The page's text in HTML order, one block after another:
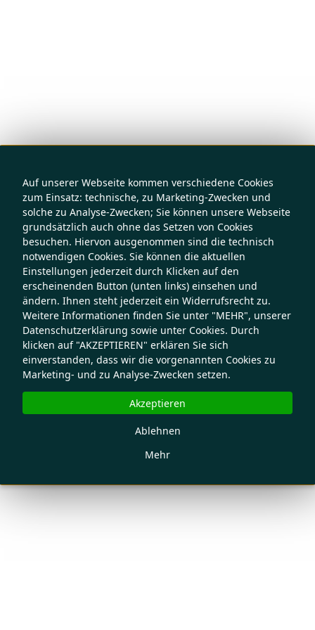
Auf unserer Webseite kommen verschiedene Cookies
zum Einsatz: technische, zu Marketing-Zwecken und
solche zu Analyse-Zwecken; Sie können unsere Webseite
grundsätzlich auch ohne das Setzen von Cookies
besuchen. Hiervon ausgenommen sind die technisch
notwendigen Cookies. Sie können die aktuellen
Einstellungen jederzeit durch Klicken auf den
erscheinenden Button (unten links) einsehen und
ändern. Ihnen steht jederzeit ein Widerrufsrecht zu.
Weitere Informationen finden Sie unter "MEHR", unserer
Datenschutzerklärung sowie unter Cookies. Durch
klicken auf "AKZEPTIEREN" erklären Sie sich
einverstanden, dass wir die vorgenannten Cookies zu
Marketing- und zu Analyse-Zwecken setzen.
Mehr
Ablehnen
Akzeptieren